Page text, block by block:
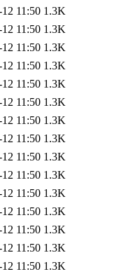
11:50 1.3K
11:50 1.3K
11:50 1.3K
11:50 1.3K
11:50 1.3K
11:50 1.3K
11:50 1.3K
11:50 1.3K
11:50 1.3K
11:50 1.3K
11:50 1.3K
11:50 1.3K
11:50 1.3K
11:50 1.3K
11:50 1.3K